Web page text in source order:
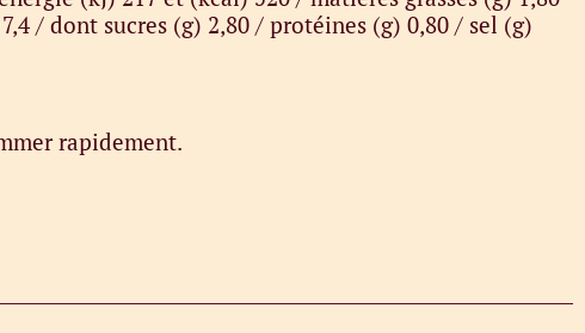
/ dont sucres (g) 2,80 / protéines (g) 0,80 / sel (g)
rapidement.